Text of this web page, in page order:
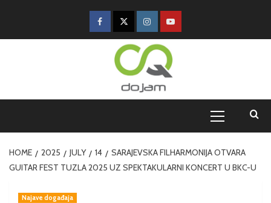
HOME 2025 JULY 14
SARAJEVSKA FILHARMONIJA OTVARA
GUITAR FEST TUZLA 2025 UZ SPEKTAKULARNI KONCERT U BKC-U
Najave događaja